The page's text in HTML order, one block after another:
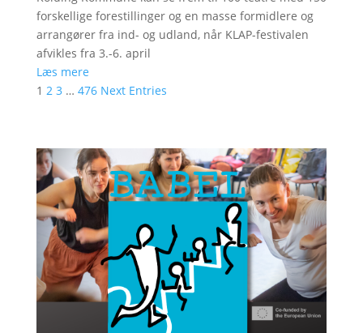
forskellige forestillinger og en masse formidlere og
arrangører fra ind- og udland, når KLAP-festivalen
afvikles fra 3.-6. april
Læs mere
1 2 3 … 476 Next Entries